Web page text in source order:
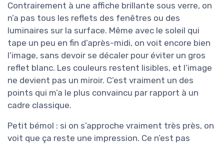
Contrairement à une affiche brillante sous verre, on
n’a pas tous les reflets des fenêtres ou des
luminaires sur la surface. Même avec le soleil qui
tape un peu en fin d’après-midi, on voit encore bien
l’image, sans devoir se décaler pour éviter un gros
reflet blanc. Les couleurs restent lisibles, et l’image
ne devient pas un miroir. C’est vraiment un des
points qui m’a le plus convaincu par rapport à un
cadre classique.
Petit bémol : si on s’approche vraiment très près, on
voit que ça reste une impression. Ce n’est pas